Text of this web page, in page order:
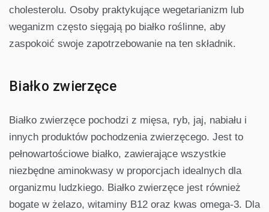
cholesterolu. Osoby praktykujące wegetarianizm lub
weganizm często sięgają po białko roślinne, aby
zaspokoić swoje zapotrzebowanie na ten składnik.
Białko zwierzęce
Białko zwierzęce pochodzi z mięsa, ryb, jaj, nabiału i
innych produktów pochodzenia zwierzęcego. Jest to
pełnowartościowe białko, zawierające wszystkie
niezbędne aminokwasy w proporcjach idealnych dla
organizmu ludzkiego. Białko zwierzęce jest również
bogate w żelazo, witaminy B12 oraz kwas omega-3. Dla